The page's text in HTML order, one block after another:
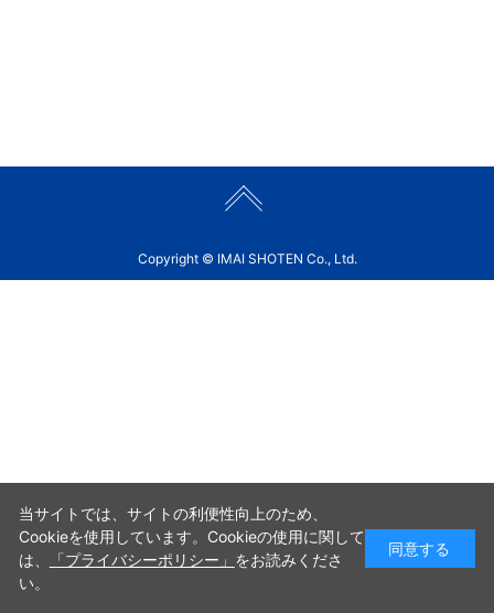
Copyright © IMAI SHOTEN Co., Ltd.
当サイトでは、サイトの利便性向上のため、
Cookieを使用しています。Cookieの使用に関して
は、
「プライバシーポリシー」 をお読みくださ
い。
同意する